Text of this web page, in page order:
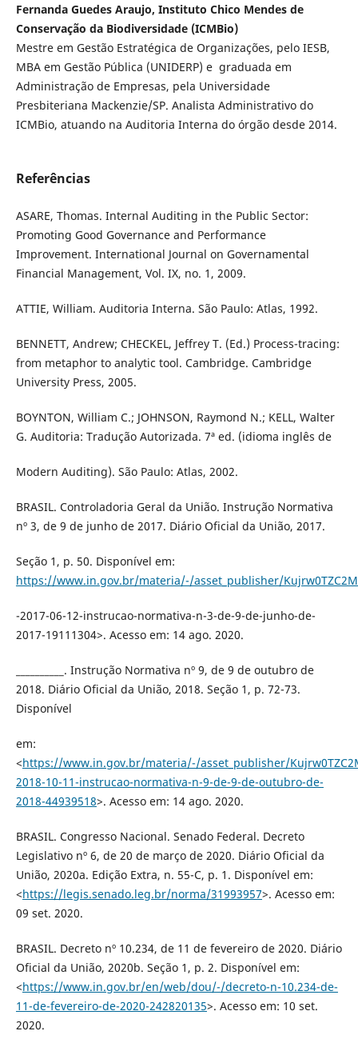
Fernanda Guedes Araujo, Instituto Chico Mendes de
Conservação da Biodiversidade (ICMBio)
Mestre em Gestão Estratégica de Organizações, pelo IESB,
MBA em Gestão Pública (UNIDERP) e graduada em
Administração de Empresas, pela Universidade
Presbiteriana Mackenzie/SP. Analista Administrativo do
ICMBio, atuando na Auditoria Interna do órgão desde 2014.
Referências
ASARE, Thomas. Internal Auditing in the Public Sector:
Promoting Good Governance and Performance
Improvement. International Journal on Governamental
Financial Management, Vol. IX, no. 1, 2009.
ATTIE, William. Auditoria Interna. São Paulo: Atlas, 1992.
BENNETT, Andrew; CHECKEL, Jeffrey T. (Ed.) Process-tracing:
from metaphor to analytic tool. Cambridge. Cambridge
University Press, 2005.
BOYNTON, William C.; JOHNSON, Raymond N.; KELL, Walter
G. Auditoria: Tradução Autorizada. 7ª ed. (idioma inglês de
Modern Auditing). São Paulo: Atlas, 2002.
BRASIL. Controladoria Geral da União. Instrução Normativa
nº 3, de 9 de junho de 2017. Diário Oficial da União, 2017.
Seção 1, p. 50. Disponível em:
https://www.in.gov.br/materia/-/asset_publisher/
-2017-06-12-instrucao-normativa-n-3-de-9-de-junho-de-
2017-19111304>. Acesso em: 14 ago. 2020.
__________. Instrução Normativa nº 9, de 9 de outubro de
2018. Diário Oficial da União, 2018. Seção 1, p. 72-73.
Disponível
em:
<https://www.in.gov.br/materia/-/asset_publisher/
2018-10-11-instrucao-normativa-n-9-de-9-de-outubro-de-
2018-44939518>. Acesso em: 14 ago. 2020.
BRASIL. Congresso Nacional. Senado Federal. Decreto
Legislativo nº 6, de 20 de março de 2020. Diário Oficial da
União, 2020a. Edição Extra, n. 55-C, p. 1. Disponível em:
<https://legis.senado.leg.br/norma/31993957>. Acesso em:
09 set. 2020.
BRASIL. Decreto nº 10.234, de 11 de fevereiro de 2020. Diário
Oficial da União, 2020b. Seção 1, p. 2. Disponível em:
<https://www.in.gov.br/en/web/dou/-/decreto-n-10.234-de-
11-de-fevereiro-de-2020-242820135>. Acesso em: 10 set.
2020.